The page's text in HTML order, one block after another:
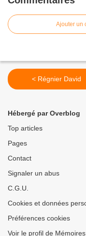
Ajouter un
< Régnier David
Hébergé par Overblog
Top articles
Pages
Contact
Signaler un abus
C.G.U.
Cookies et données
Préférences cookies
Voir le profil de